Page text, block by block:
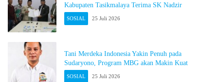
Kabupaten Tasikmalaya Terima SK Nadzir
SOSIAL 25 Juli 2026
Tani Merdeka Indonesia Yakin Penuh pada
Sudaryono, Program MBG akan Makin Kuat
SOSIAL 25 Juli 2026